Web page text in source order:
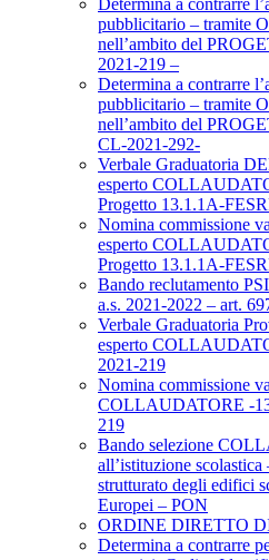
Determina a contrarre
pubblicitario – tramite
nell’ambito del
2021-219 –
Determina a contrarre
pubblicitario – tramite
nell’ambito del
CL-2021-292-
Verbale Graduatoria
esperto
Progetto 13.1.1A-
Nomina commissione
esperto
Progetto 13.1.1A-
Bando reclutamento
a.s. 2021-2022 – art.
Verbale Graduatoria
esperto
2021-219
Nomina commissione
COLLAUDATORE -
219
Bando selezione
all’istituzione
strutturato degli edifici
Europei – PON
ORDINE DIRETTO
Determina a contrarre